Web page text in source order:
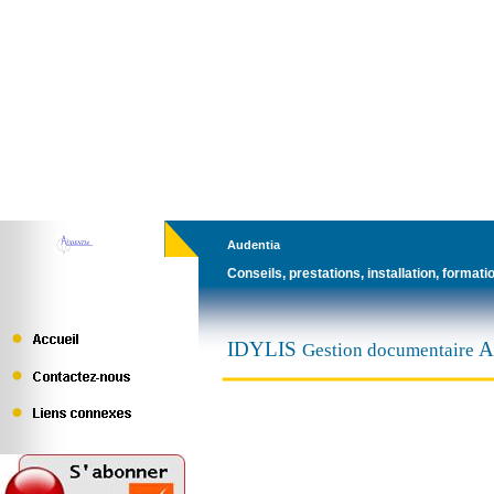
Audentia
Conseils, prestations, installation,
IDYLIS Gestion documentaire